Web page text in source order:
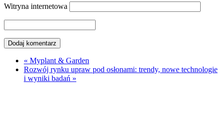
Witryna internetowa
« Myplant & Garden
Rozwój rynku upraw pod osłonami: trendy, nowe technologie
i wyniki badań »